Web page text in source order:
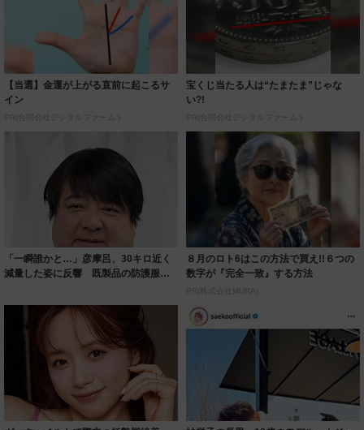
【当選】金運が上がる直前に起こるサ
イン
PR(合同会社デジタルファーム )
宝くじ当たる人は“たまたま”じゃな
い?!
PR(合同会社デジタルファーム )
「一瞬誰かと…」彦摩呂、30キロ近く
減量した姿に反響 既製品の防護服が
８月のロト6はこの方法で買え!!６つの
数字が『完全一致』する方法
PR(株式会社MURA)